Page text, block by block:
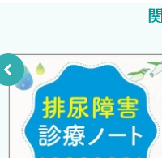
1．間質性膀胱炎・膀胱痛症
3．脳血管障害による神経
4．排尿筋低活動での薬の使
5．小児夜尿症での薬の使い
第2章 泌尿器腫瘍